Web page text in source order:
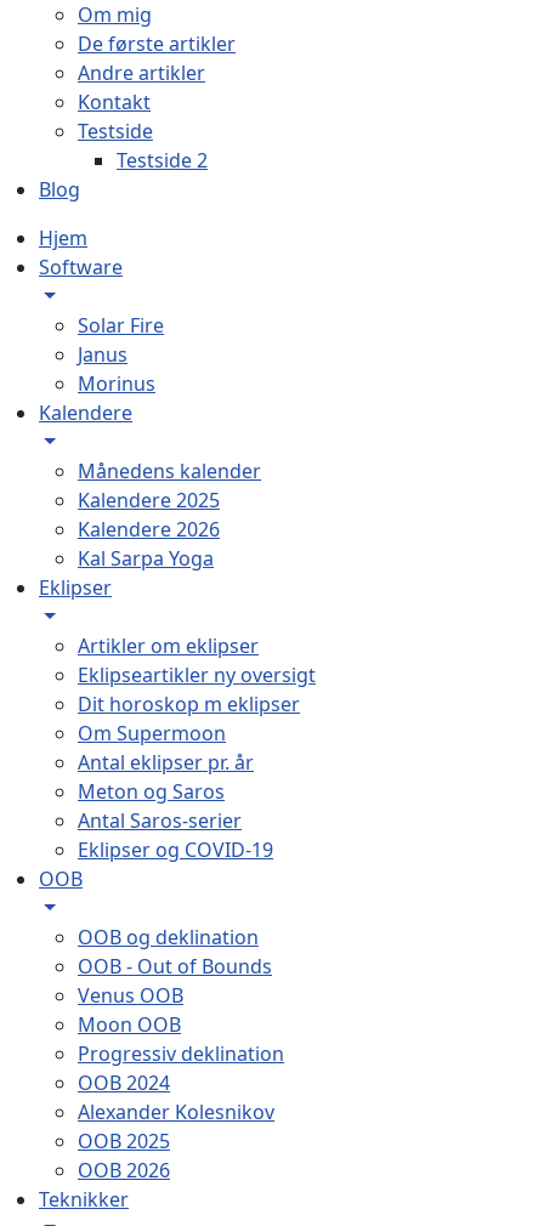
Om mig
De første artikler
Andre artikler
Kontakt
Testside
Testside 2
Blog
Hjem
Software
Solar Fire
Janus
Morinus
Kalendere
Månedens kalender
Kalendere 2025
Kalendere 2026
Kal Sarpa Yoga
Eklipser
Artikler om eklipser
Eklipseartikler ny oversigt
Dit horoskop m eklipser
Om Supermoon
Antal eklipser pr. år
Meton og Saros
Antal Saros-serier
Eklipser og COVID-19
OOB
OOB og deklination
OOB - Out of Bounds
Venus OOB
Moon OOB
Progressiv deklination
OOB 2024
Alexander Kolesnikov
OOB 2025
OOB 2026
Teknikker